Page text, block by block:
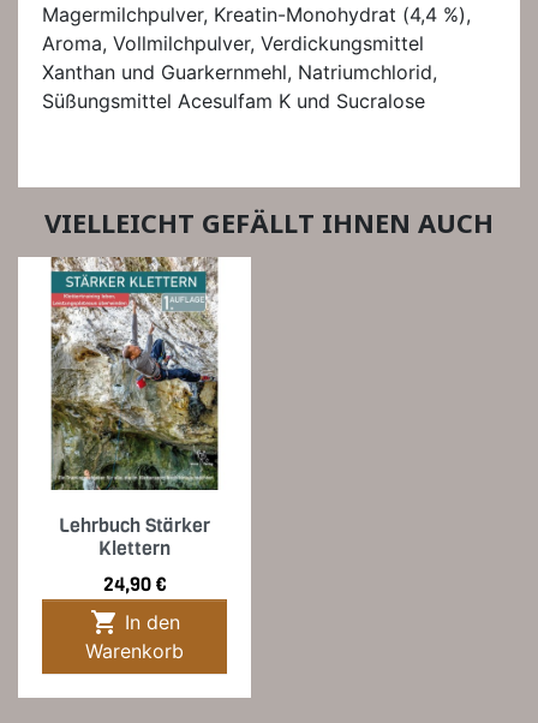
Magermilchpulver, Kreatin-Monohydrat (4,4 %),
Aroma, Vollmilchpulver, Verdickungsmittel
Xanthan und Guarkernmehl, Natriumchlorid,
Süßungsmittel Acesulfam K und Sucralose
VIELLEICHT GEFÄLLT IHNEN AUCH
Lehrbuch Stärker
Klettern
Preis
24,90 €

Warenkorb